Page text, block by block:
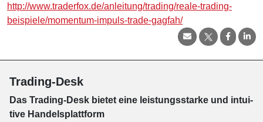
http://www.traderfox.de/anleitung/trading/reale-trading-
beispiele/momentum-impuls-trade-gagfah/
Trading-Desk
Das Trading-Desk bie­tet eine leis­tungs­star­ke und in­tui­
tive Han­dels­platt­form